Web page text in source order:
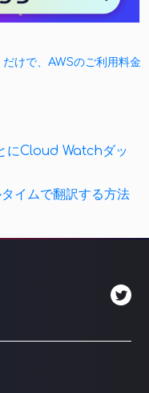
けで、AWSのご利用料金
Cloud Watchダッ
イムで翻訳する方法